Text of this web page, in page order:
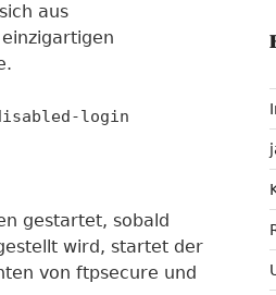
aus
login
gestartet, sobald
wird, startet der
von ftpsecure und